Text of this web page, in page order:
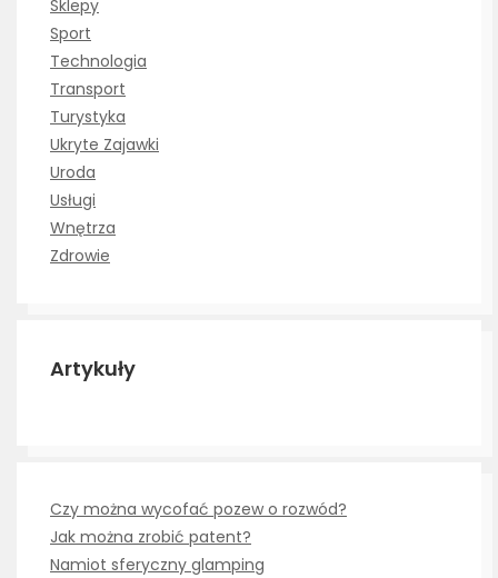
Sklepy
Sport
Technologia
Transport
Turystyka
Ukryte Zajawki
Uroda
Usługi
Wnętrza
Zdrowie
Artykuły
Czy można wycofać pozew o rozwód?
Jak można zrobić patent?
Namiot sferyczny glamping